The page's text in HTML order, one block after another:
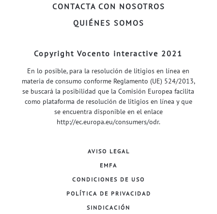
CONTACTA CON NOSOTROS
QUIÉNES SOMOS
Copyright Vocento interactive 2021
En lo posible, para la resolución de litigios en línea en
materia de consumo conforme Reglamento (UE) 524/2013,
se buscará la posibilidad que la Comisión Europea facilita
como plataforma de resolución de litigios en línea y que
se encuentra disponible en el enlace
http://ec.europa.eu/consumers/odr.
AVISO LEGAL
EMFA
CONDICIONES DE USO
POLÍTICA DE PRIVACIDAD
SINDICACIÓN